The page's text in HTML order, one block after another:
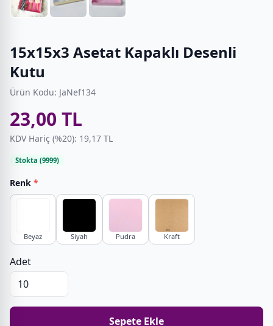
15x15x3 Asetat Kapaklı Desenli
Kutu
Ürün Kodu: JaNef134
23,00 TL
KDV Hariç (%20): 19,17 TL
Stokta (9999)
Renk *
Beyaz Siyah Pudra Kraft
Adet
Sepete Ekle